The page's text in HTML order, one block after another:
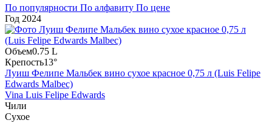
По популярности По алфавиту По цене
Год 2024
Объем0.75 L
Крепость13°
Луиш Фелипе Мальбек вино сухое красное 0,75 л (Luis Felipe
Edwards Malbec)
Vina Luis Felipe Edwards
Чили
Сухое